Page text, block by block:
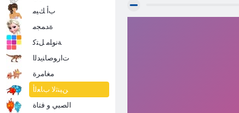
ﺏﺃ ﻚﻴﻣ
ﺓﺪﻤﺠﻣ
ﺔﻧﻮﻠﻣ ﻞﺘﻛ
ﺕﺍﺭﻮﺻﺎﻨﻳﺪﻟﺍ
مغامرة
ﻦﻴﻨﺛﻻ ﺏﺎﻌﻟﺃ
الصبي و فتاة